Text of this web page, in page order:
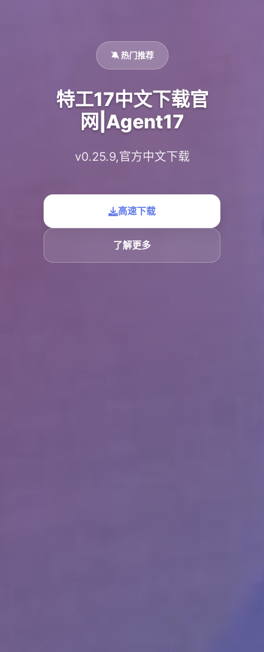
🔕 热门推荐
特工17中文下载官
网|Agent17
v0.25.9,官方中文下载
高速下载
了解更多